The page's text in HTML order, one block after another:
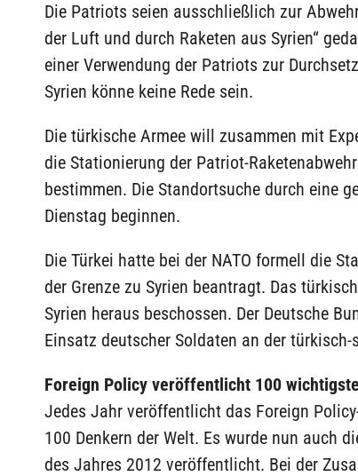
Die Patriots seien ausschließlich zur
der Luft und durch Raketen aus Syrien“
einer Verwendung der Patriots zur
Syrien könne keine Rede sein.
Die türkische Armee will zusammen mit
die Stationierung der Patriot-
bestimmen. Die Standortsuche durch eine
Dienstag beginnen.
Die Türkei hatte bei der NATO formell die
der Grenze zu Syrien beantragt. Das
Syrien heraus beschossen. Der Deutsche
Einsatz deutscher Soldaten an der
Foreign Policy veröffentlicht 100
Jedes Jahr veröffentlicht das Foreign
100 Denkern der Welt. Es wurde nun auch
des Jahres 2012 veröffentlicht. Bei der